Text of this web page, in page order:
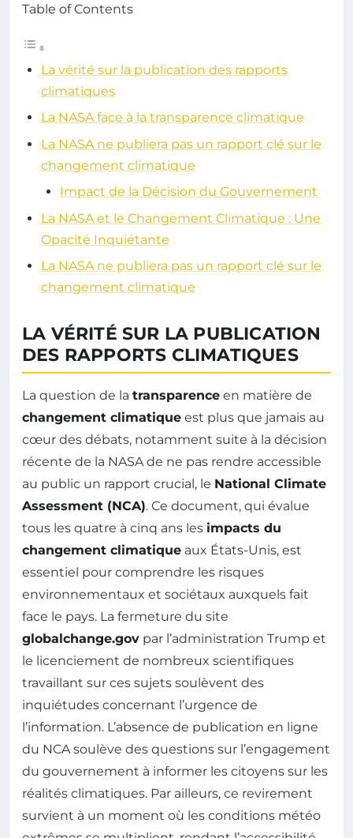
Table of Contents
La vérité sur la publication des rapports
climatiques
La NASA face à la transparence climatique
La NASA ne publiera pas un rapport clé sur le
changement climatique
Impact de la Décision du Gouvernement
La NASA et le Changement Climatique : Une
Opacité Inquiétante
La NASA ne publiera pas un rapport clé sur le
changement climatique
LA VÉRITÉ SUR LA PUBLICATION
DES RAPPORTS CLIMATIQUES
La question de la transparence en matière de
changement climatique est plus que jamais au
cœur des débats, notamment suite à la décision
récente de la NASA de ne pas rendre accessible
au public un rapport crucial, le National Climate
Assessment (NCA). Ce document, qui évalue
tous les quatre à cinq ans les impacts du
changement climatique aux États-Unis, est
essentiel pour comprendre les risques
environnementaux et sociétaux auxquels fait
face le pays. La fermeture du site
globalchange.gov par l’administration Trump et
le licenciement de nombreux scientifiques
travaillant sur ces sujets soulèvent des
inquiétudes concernant l’urgence de
l’information. L’absence de publication en ligne
du NCA soulève des questions sur l’engagement
du gouvernement à informer les citoyens sur les
réalités climatiques. Par ailleurs, ce revirement
survient à un moment où les conditions météo